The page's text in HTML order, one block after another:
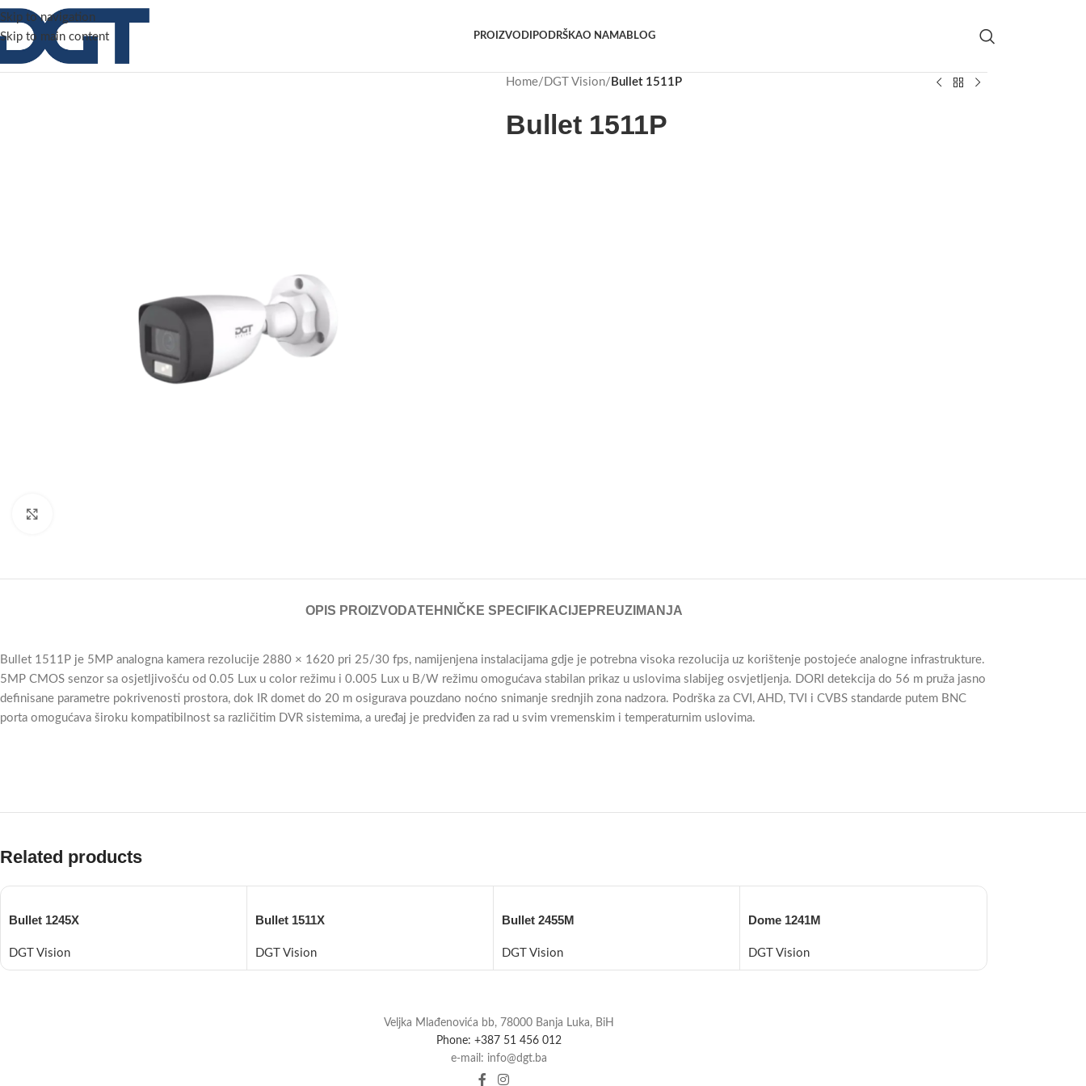
Skip to navigation
Skip to main content
PROIZVODI PODRŠKAO NAMABLOG
Home/ DGT Vision/ Bullet 1511P
Bullet 1511P
OPIS PROIZVODATEHNIČKE SPECIFIKACIJE PREUZIMANJA
Bullet 1511P je 5MP analogna kamera rezolucije 2880 × 1620 pri 25/30 fps, namijenjena instalacijama gdje je potrebna visoka rezolucija uz korištenje postojeće analogne infrastrukture.
5MP CMOS senzor sa osjetljivošću od 0.05 Lux u color režimu i 0.005 Lux u B/W režimu omogućava stabilan prikaz u uslovima slabijeg osvjetljenja. DORI detekcija do 56 m pruža jasno
definisane parametre pokrivenosti prostora, dok IR domet do 20 m osigurava pouzdano noćno snimanje srednjih zona nadzora. Podrška za CVI, AHD, TVI i CVBS standarde putem BNC
porta omogućava široku kompatibilnost sa različitim DVR sistemima, a uređaj je predviđen za rad u svim vremenskim i temperaturnim uslovima.
Related products
Bullet 1245X
DGT Vision
Bullet 1511X
DGT Vision
Bullet 2455M
DGT Vision
Dome 1241M
DGT Vision
Veljka Mlađenovića bb, 78000 Banja Luka, BiH
Phone: +387 51 456 012
e-mail: info@dgt.ba